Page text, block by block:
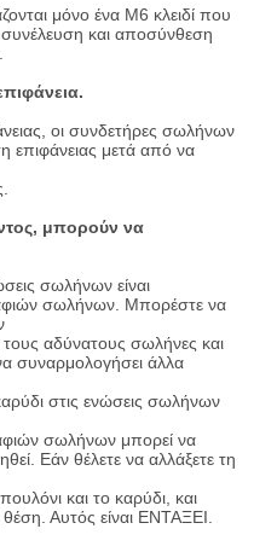
μόνο ένα M6 κλειδί που
συνέλευση και αποσύνθεση
οι συνδετήρες σωλήνων
επιφάνειας μετά από να
μπορούν να
σωλήνων είναι
σωλήνων. Μπορέστε να
αδύνατους σωλήνες και
συναρμολογήσει άλλα
στις ενώσεις σωλήνων
σωλήνων μπορεί να
Εάν θέλετε να αλλάξετε τη
και το καρύδι, και
Αυτός είναι ΕΝΤΑΞΕΙ.